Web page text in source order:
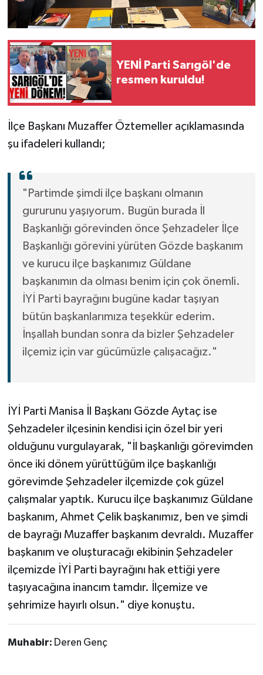
YENİ Parti Sarıgöl'de
resmen kuruldu!
İlçe Başkanı Muzaffer Öztemeller açıklamasında
şu ifadeleri kullandı;
"Partimde şimdi ilçe başkanı olmanın
gururunu yaşıyorum. Bugün burada İl
Başkanlığı görevinden önce Şehzadeler İlçe
Başkanlığı görevini yürüten Gözde başkanım
ve kurucu ilçe başkanımız Güldane
başkanımın da olması benim için çok önemli.
İYİ Parti bayrağını bugüne kadar taşıyan
bütün başkanlarımıza teşekkür ederim.
İnşallah bundan sonra da bizler Şehzadeler
ilçemiz için var gücümüzle çalışacağız."
İYİ Parti Manisa İl Başkanı Gözde Aytaç ise
Şehzadeler ilçesinin kendisi için özel bir yeri
olduğunu vurgulayarak, "İl başkanlığı görevimden
önce iki dönem yürüttüğüm ilçe başkanlığı
görevimde Şehzadeler ilçemizde çok güzel
çalışmalar yaptık. Kurucu ilçe başkanımız Güldane
başkanım, Ahmet Çelik başkanımız, ben ve şimdi
de bayrağı Muzaffer başkanım devraldı. Muzaffer
başkanım ve oluşturacağı ekibinin Şehzadeler
ilçemizde İYİ Parti bayrağını hak ettiği yere
taşıyacağına inancım tamdır. İlçemize ve
şehrimize hayırlı olsun." diye konuştu.
Muhabir: Deren Genç